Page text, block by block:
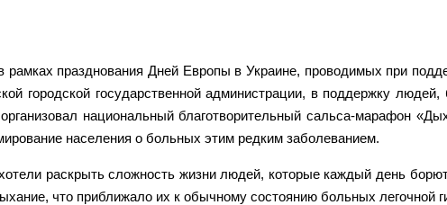
празднования Дней Европы в Украине, проводимых при
городской государственной администрации, в поддержку людей,
национальный благотворительный сальса-марафон
населения о больных этим редким заболеванием.
хотели раскрыть сложность жизни людей, которые каждый день
что приближало их к обычному состоянию больных легочной